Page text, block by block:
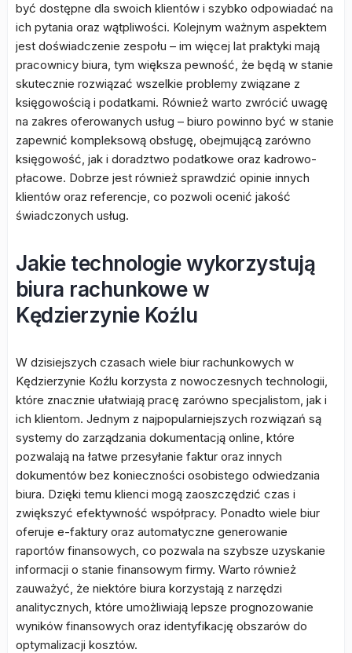
być dostępne dla swoich klientów i szybko odpowiadać na
ich pytania oraz wątpliwości. Kolejnym ważnym aspektem
jest doświadczenie zespołu – im więcej lat praktyki mają
pracownicy biura, tym większa pewność, że będą w stanie
skutecznie rozwiązać wszelkie problemy związane z
księgowością i podatkami. Również warto zwrócić uwagę
na zakres oferowanych usług – biuro powinno być w stanie
zapewnić kompleksową obsługę, obejmującą zarówno
księgowość, jak i doradztwo podatkowe oraz kadrowo-
płacowe. Dobrze jest również sprawdzić opinie innych
klientów oraz referencje, co pozwoli ocenić jakość
świadczonych usług.
Jakie technologie wykorzystują
biura rachunkowe w
Kędzierzynie Koźlu
W dzisiejszych czasach wiele biur rachunkowych w
Kędzierzynie Koźlu korzysta z nowoczesnych technologii,
które znacznie ułatwiają pracę zarówno specjalistom, jak i
ich klientom. Jednym z najpopularniejszych rozwiązań są
systemy do zarządzania dokumentacją online, które
pozwalają na łatwe przesyłanie faktur oraz innych
dokumentów bez konieczności osobistego odwiedzania
biura. Dzięki temu klienci mogą zaoszczędzić czas i
zwiększyć efektywność współpracy. Ponadto wiele biur
oferuje e-faktury oraz automatyczne generowanie
raportów finansowych, co pozwala na szybsze uzyskanie
informacji o stanie finansowym firmy. Warto również
zauważyć, że niektóre biura korzystają z narzędzi
analitycznych, które umożliwiają lepsze prognozowanie
wyników finansowych oraz identyfikację obszarów do
optymalizacji kosztów.